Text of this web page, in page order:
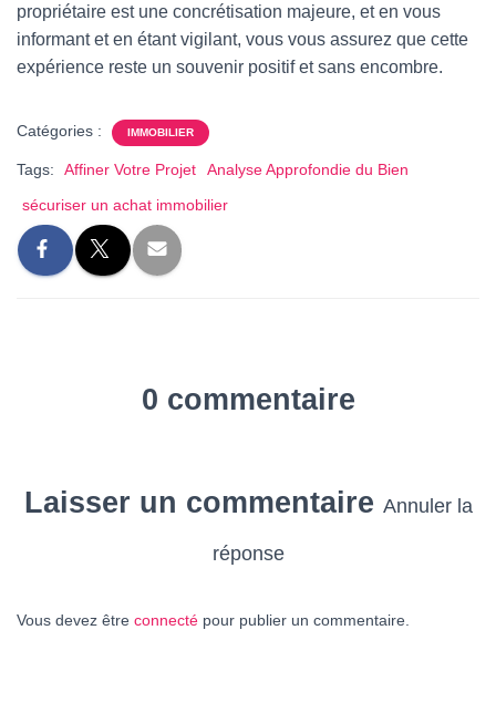
propriétaire est une concrétisation majeure, et en vous
informant et en étant vigilant, vous vous assurez que cette
expérience reste un souvenir positif et sans encombre.
Catégories : IMMOBILIER
Tags: Affiner Votre Projet
Analyse Approfondie du Bien
sécuriser un achat immobilier
0 commentaire
Laisser un commentaire Annuler la
réponse
Vous devez être connecté pour publier un commentaire.